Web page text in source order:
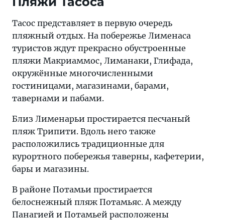
Тасос представляет в первую очередь
пляжный отдых. На побережье Лименаса
туристов ждут прекрасно обустроенные
пляжи Макриаммос, Лиманаки, Глифада,
окружённые многочисленными
гостиницами, магазинами, барами,
тавернами и пабами.
Близ Лименарьи простирается песчаный
пляж Трипити. Вдоль него также
расположились традиционные для
курортного побережья таверны, кафетерии,
бары и магазины.
В районе Потамьи простирается
белоснежный пляж Потамьяс. А между
Панагией и Потамьей расположены